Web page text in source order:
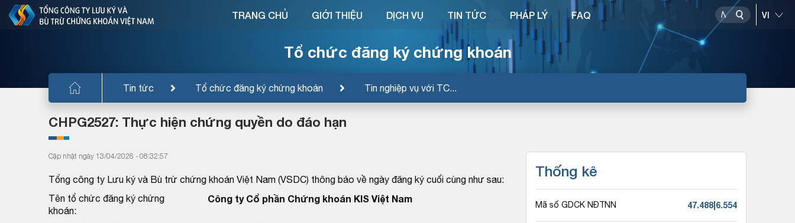
Tổ chức đăng ký chứng khoán
Tin tức Tổ chức đăng ký chứng khoán Tin nghiệp vụ với TC...
TRANG CHỦ GIỚI THIỆU DỊCH VỤ TIN TỨC PHÁP LÝ FAQ
CHPG2527: Thực hiện chứng quyền do đáo hạn
Cập nhật ngày 13/04/2026 - 08:32:57
Tổng công ty Lưu ký và Bù trừ chứng khoán Việt Nam (VSDC) thông báo về ngày đăng ký cuối cùng như sau:
Tên tổ chức đăng ký chứng
khoán:
Công ty Cổ phần Chứng khoán KIS Việt Nam
Thống kê
Mã số GDCK NĐTNN 47.488|6.554